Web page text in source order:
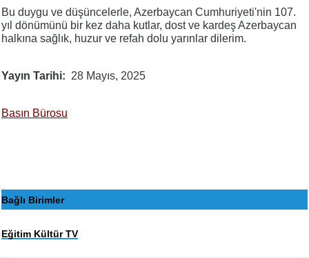
Bu duygu ve düşüncelerle, Azerbaycan Cumhuriyeti'nin 107.
yıl dönümünü bir kez daha kutlar, dost ve kardeş Azerbaycan
halkına sağlık, huzur ve refah dolu yarınlar dilerim.
Yayın Tarihi 28 Mayıs, 2025
Basın Bürosu
Bağlı Birimler
Eğitim Kültür TV